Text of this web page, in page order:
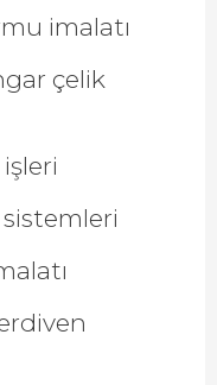
imalatı
çelik